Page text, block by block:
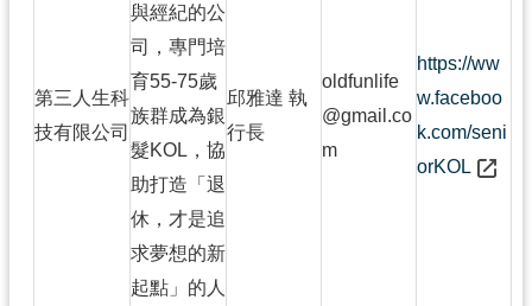
第三人生科
技有限公司
與經紀的公
司，專門培
育55-75歲
族群成為銀
髮KOL，協
助打造「退
休，才是追
求夢想的新
起點」的人
邱雅達 執
行長
oldfunlife
@gmail.co
m
https://ww
w.faceboo
k.com/seni
orKOL